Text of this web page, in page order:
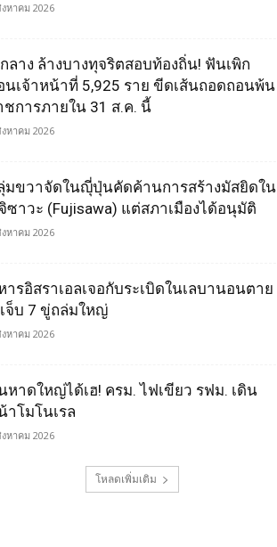
งหาคม 2026
ลาง ล้างบางทุจริตสอบท้องถิ่น! ฟันเพิก
นเจ้าหน้าที่ 5,925 ราย ขีดเส้นถอดถอนพ้น
ชการภายใน 31 ส.ค. นี้
งหาคม 2026
มขวาจัดในญุี่ปุ่นคัดค้านการสร้างมัสยิดใน
ซาวะ (Fujisawa) แต่สภาเมืองได้อนุมัติ
งหาคม 2026
ารอิสราเอลเจอกับระเบิดในเลบานอนตาย
จ็บ 7 ขู่ถล่มใหญ่
งหาคม 2026
หาดใหญ่ได้เฮ! ครม. ไฟเขียว รฟม. เดิน
าโมโนเรล
งหาคม 2026
โหลดเพิ่มเติม